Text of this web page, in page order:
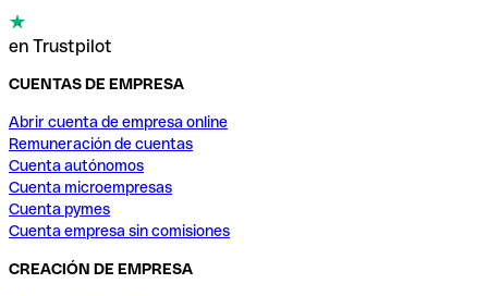
en Trustpilot
CUENTAS DE EMPRESA
Abrir cuenta de empresa online
Remuneración de cuentas
Cuenta autónomos
Cuenta microempresas
Cuenta pymes
Cuenta empresa sin comisiones
CREACIÓN DE EMPRESA